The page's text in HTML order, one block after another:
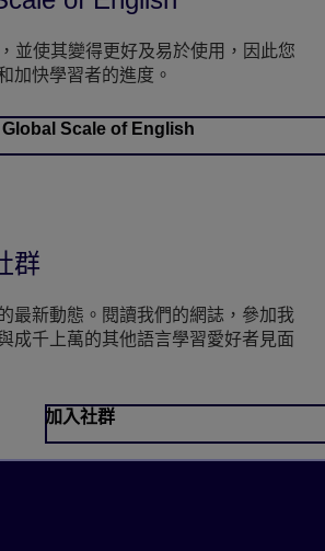
並使其變得更好及易於使用，因此您
加快學習者的進度。
Scale of English
群
最新動態。閱讀我們的網誌，參加我
成千上萬的其他語言學習愛好者見面
加入社群